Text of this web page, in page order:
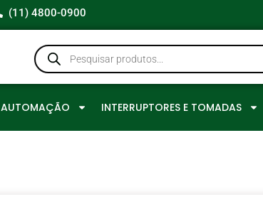
(11) 4800-0900
AUTOMAÇÃO INTERRUPTORES E TOMADAS